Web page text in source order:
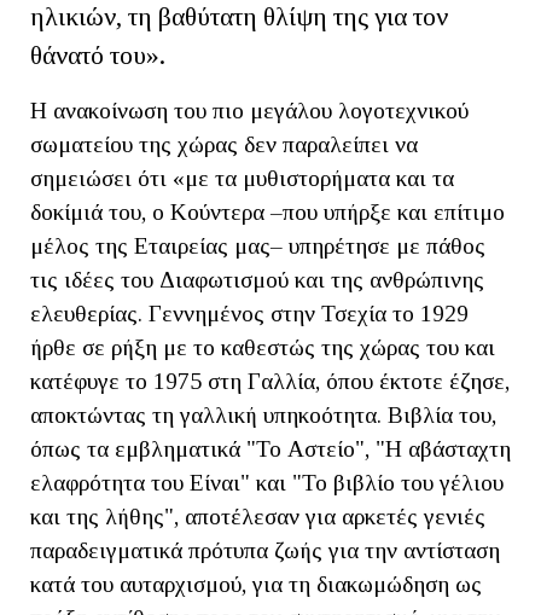
ηλικιών, τη βαθύτατη θλίψη της για τον
θάνατό του».
Η ανακοίνωση του πιο μεγάλου λογοτεχνικού
σωματείου της χώρας δεν παραλείπει να
σημειώσει ότι «με τα μυθιστορήματα και τα
δοκίμιά του, ο Κούντερα –που υπήρξε και επίτιμο
μέλος της Εταιρείας μας– υπηρέτησε με πάθος
τις ιδέες του Διαφωτισμού και της ανθρώπινης
ελευθερίας. Γεννημένος στην Τσεχία το 1929
ήρθε σε ρήξη με το καθεστώς της χώρας του και
κατέφυγε το 1975 στη Γαλλία, όπου έκτοτε έζησε,
αποκτώντας τη γαλλική υπηκοότητα. Βιβλία του,
όπως τα εμβληματικά "Το Αστείο", "Η αβάσταχτη
ελαφρότητα του Είναι" και "Το βιβλίο του γέλιου
και της λήθης", αποτέλεσαν για αρκετές γενιές
παραδειγματικά πρότυπα ζωής για την αντίσταση
κατά του αυταρχισμού, για τη διακωμώδηση ως